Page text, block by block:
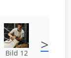
Bild 12 >